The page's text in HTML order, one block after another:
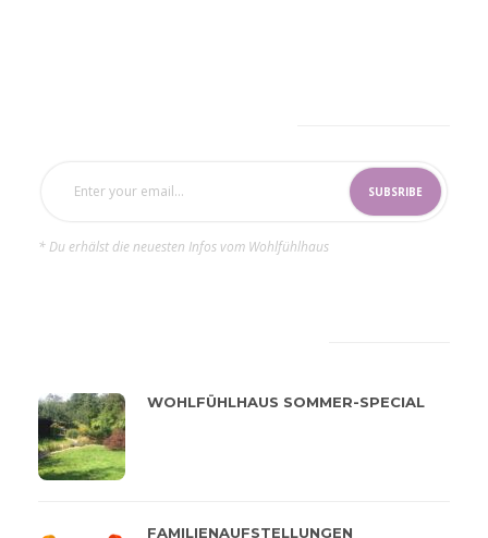
* Du erhälst die neuesten Infos vom Wohlfühlhaus
WOHLFÜHLHAUS SOMMER-SPECIAL
FAMILIENAUFSTELLUNGEN